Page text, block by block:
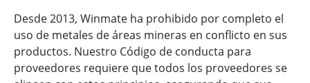
Desde 2013, Winmate ha prohibido por completo el
uso de metales de áreas mineras en conflicto en sus
productos. Nuestro Código de conducta para
proveedores requiere que todos los proveedores se